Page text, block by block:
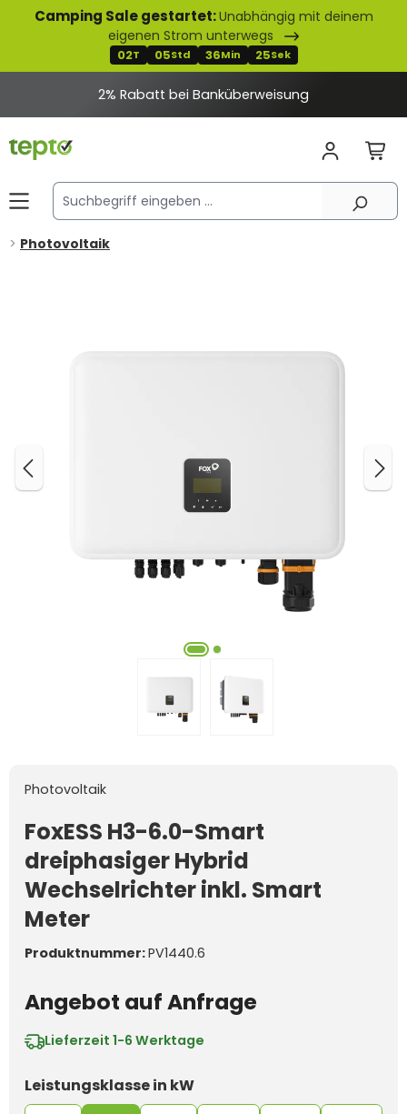
springen
Camping Sale gestartet:Unabhängig mit deinem
eigenen Strom unterwegs
02T 05Std 36Min 25Sek
2% Rabatt bei Banküberweisung
Photovoltaik
Photovoltaik
FoxESS H3-6.0-Smart
dreiphasiger Hybrid
Wechselrichter inkl. Smart
Meter
Produktnummer:PV1440.6
Angebot auf Anfrage
Lieferzeit 1-6 Werktage
Leistungsklasse in kWauswählen